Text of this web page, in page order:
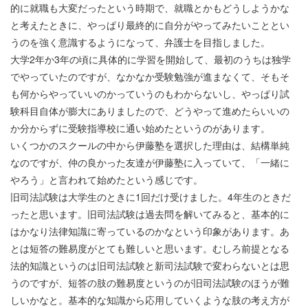
的に就職も大変だったという時期で、就職とかもどうしようかな
と考えたときに、やっぱり最終的に自分がやってみたいこととい
うのを強く意識するようになって、弁護士を目指しました。
大学2年か3年の頃に具体的に学習を開始して、最初のうちは独学
でやっていたのですが、なかなか受験勉強が進まなくて、そもそ
も何からやっていいのかっていうのもわからないし、やっぱり試
験科目自体が膨大にありましたので、どうやって進めたらいいの
か分からずに受験指導校に通い始めたというのがあります。
いくつかのスクールの中から伊藤塾を選択した理由は、結構単純
なのですが、仲の良かった友達が伊藤塾に入っていて、「一緒に
やろう」と言われて始めたという感じです。
旧司法試験は大学生のときに1回だけ受けました。4年生のときだ
ったと思います。旧司法試験は過去問を解いてみると、基本的に
はかなり法律知識に寄っているのかなという印象があります。あ
とは短答の難易度がとても難しいと思います。むしろ前提となる
法的知識というのは旧司法試験と新司法試験で変わらないとは思
うのですが、短答の肢の難易度というのが旧司法試験のほうが難
しいかなと。基本的な知識から応用していくような肢の考え方が